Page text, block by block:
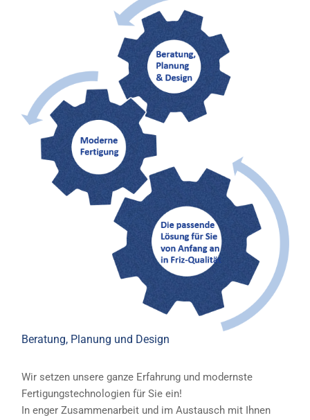
Beratung, Planung und Design
Wir setzen unsere ganze Erfahrung und modernste
Fertigungstechnologien für Sie ein!
In enger Zusammenarbeit und im Austausch mit Ihnen